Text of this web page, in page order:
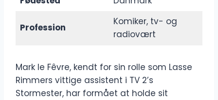
Profession
Komiker, tv- og
radiovært
Mark le Fêvre, kendt for sin rolle som Lasse
Rimmers vittige assistent i TV 2’s
Stormester, har formået at holde sit